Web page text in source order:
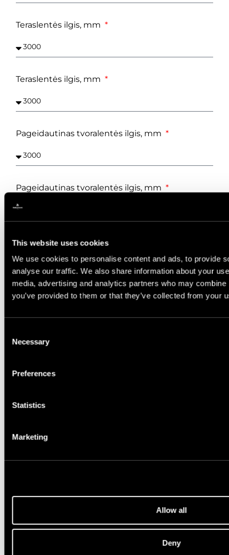
This website uses cookies
We use cookies to personalise content and ads, to provide
analyse our traffic. We also share information about your
media, advertising and analytics partners who may
you’ve provided to them or that they’ve collected from your
Selection
Necessary
Preferences
Statistics
Marketing
Allow all
Deny
Teraslentės ilgis, mm
Teraslentės ilgis, mm
Pageidautinas tvoralentės ilgis, mm
Pageidautinas tvoralentės ilgis, mm
Kiekis, m²
Reikalingas kiekis, m²